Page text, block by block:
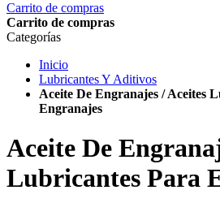
Carrito de compras
Carrito de compras
Categorías
Inicio
Lubricantes Y Aditivos
Aceite De Engranajes / Aceites
Engranajes
Aceite De
Lubricantes Para